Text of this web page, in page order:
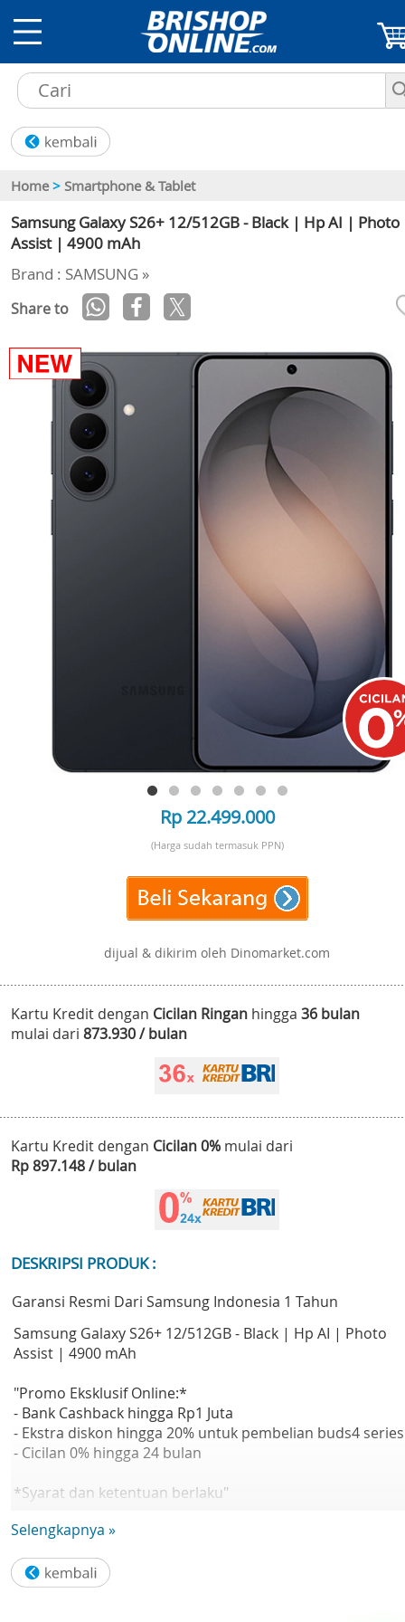
Home > Smartphone & Tablet
Samsung Galaxy S26+ 12/512GB - Black | Hp AI | Photo
Assist | 4900 mAh
Brand : SAMSUNG »
Share to
Rp 22.499.000
(Harga sudah termasuk PPN)
dijual & dikirim oleh Dinomarket.com
Kartu Kredit dengan Cicilan Ringan hingga 36 bulan
mulai dari 873.930 / bulan
Kartu Kredit dengan Cicilan 0% mulai dari
Rp 897.148 / bulan
DESKRIPSI PRODUK :
Garansi Resmi Dari Samsung Indonesia 1 Tahun
Samsung Galaxy S26+ 12/512GB - Black | Hp AI | Photo
Assist | 4900 mAh
"Promo Eksklusif Online:*
- Bank Cashback hingga Rp1 Juta
- Ekstra diskon hingga 20% untuk pembelian buds4 series
- Cicilan 0% hingga 24 bulan
*Syarat dan ketentuan berlaku"
"Samsung Galaxy S26+: Smartphone dengan desain yang
fitur galaxy AI yang praktis.
Selengkapnya »